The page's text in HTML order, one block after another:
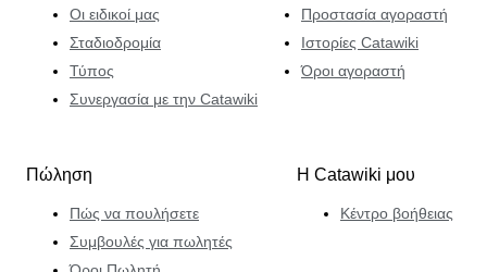
Οι ειδικοί μας
Σταδιοδρομία
Τύπος
Συνεργασία με την Catawiki
Προστασία αγοραστή
Ιστορίες Catawiki
Όροι αγοραστή
Πώληση
Πώς να πουλήσετε
Συμβουλές για πωλητές
Η Catawiki μου
Κέντρο βοήθειας